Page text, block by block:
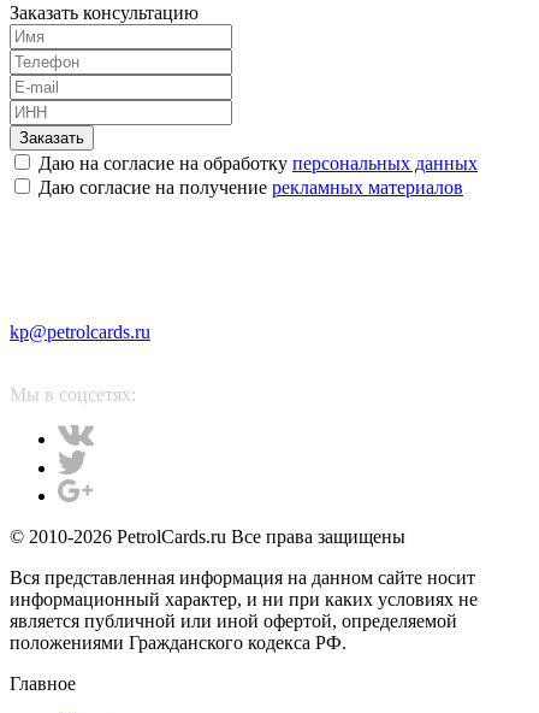
Заказать консультацию
Заказать
Даю на согласие на обработку персональных данных
Даю согласие на получение рекламных материалов
kp@petrolcards.ru
Мы в соцсетях:
© 2010-2026 PetrolCards.ru Все права защищены
Вся представленная информация на данном сайте носит
информационный характер, и ни при каких условиях не
является публичной или иной офертой, определяемой
положениями Гражданского кодекса РФ.
Главное